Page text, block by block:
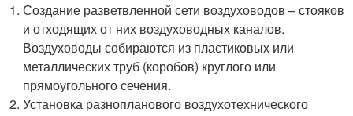
Создание разветвленной сети воздуховодов – стояков
и отходящих от них воздуховодных каналов.
Воздуховоды собираются из пластиковых или
металлических труб (коробов) круглого или
прямоугольного сечения.
Установка разнопланового воздухотехнического